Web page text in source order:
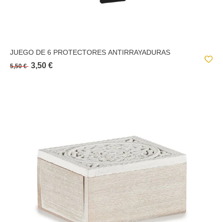
JUEGO DE 6 PROTECTORES ANTIRRAYADURAS
5,50 € 3,50 €